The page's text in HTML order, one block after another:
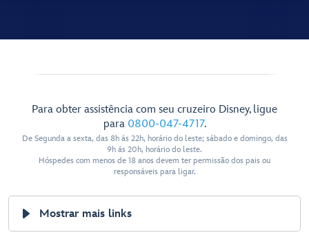
Para obter assistência com seu cruzeiro Disney, ligue
para 0800-047-4717.
De Segunda a sexta, das 8h ás 22h, horário do leste; sábado e domingo, das
9h ás 20h, horário do leste.
Hóspedes com menos de 18 anos devem ter permissão dos pais ou
responsáveis para ligar.
Mostrar mais links